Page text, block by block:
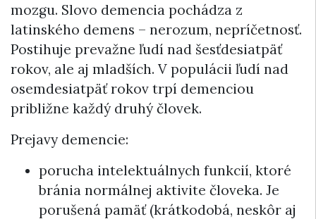
mozgu. Slovo demencia pochádza z
latinského demens – nerozum, nepríčetnosť.
Postihuje prevažne ľudí nad šesťdesiatpäť
rokov, ale aj mladších. V populácii ľudí nad
osemdesiatpäť rokov trpí demenciou
približne každý druhý človek.
Prejavy demencie:
porucha intelektuálnych funkcií, ktoré
bránia normálnej aktivite človeka. Je
porušená pamäť (krátkodobá, neskôr aj